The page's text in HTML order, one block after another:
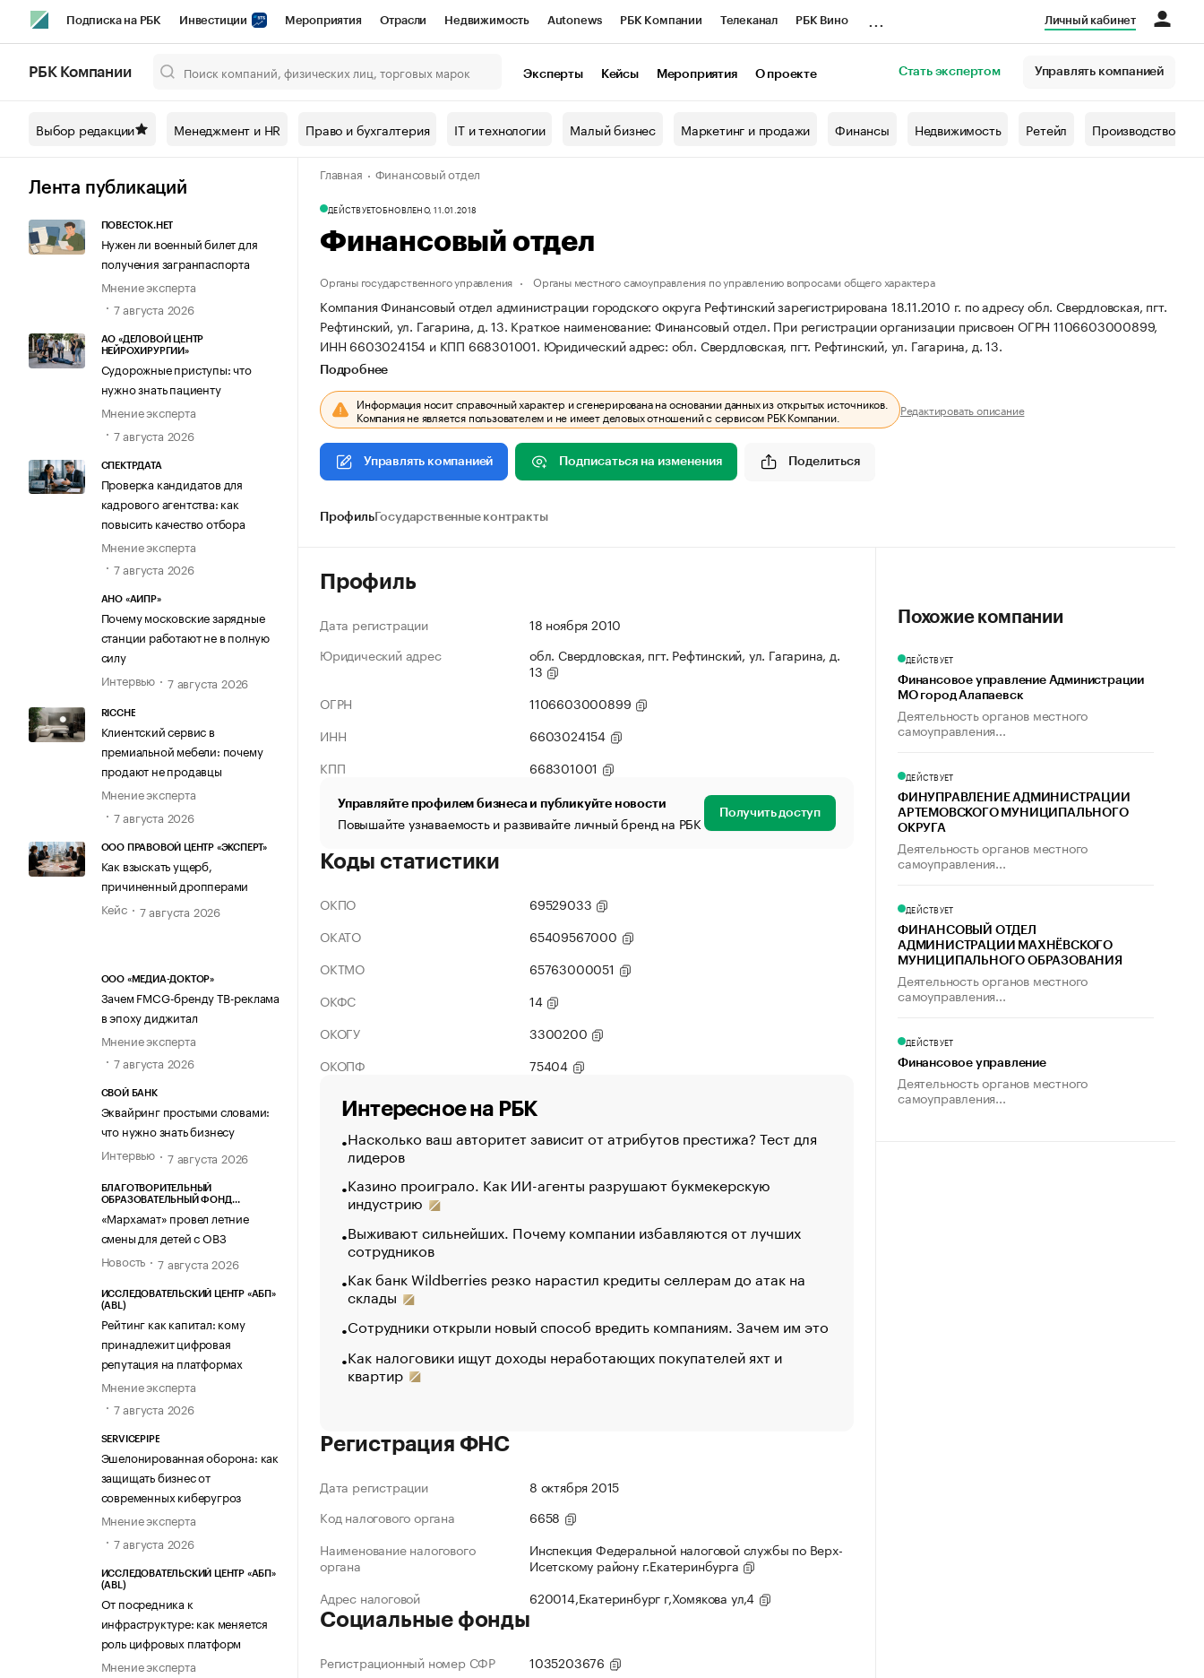
Подписка на РБК Инвестиции Мероприятия Отрасли Недвижимость Autonews РБК Компании Телеканал РБК Вино
Спецпроекты СПб Конференции СПб Спецпроекты Проверка контрагентов
Технологии и медиа Рынок наличной валюты
Личный кабинет
РБК Компании Эксперты Кейсы Мероприятия О проекте Стать экспертом Управлять компанией
Выбор редакции Менеджмент и HR Право и бухгалтерия IT и технологии Малый бизнес Маркетинг и продажи Финансы Недвижимость Ретейл Производство
Лента публикаций
ПОВЕСТОК.НЕТ
Нужен ли военный билет для
получения загранпаспорта
Мнение эксперта
7 августа 2026
АО «ДЕЛОВОЙ ЦЕНТР
НЕЙРОХИРУРГИИ»
Судорожные приступы: что
нужно знать пациенту
Мнение эксперта
7 августа 2026
СПЕКТРДАТА
Проверка кандидатов для
кадрового агентства: как
повысить качество отбора
Мнение эксперта
7 августа 2026
АНО «АИПР»
Почему московские зарядные
станции работают не в полную
силу
Интервью
7 августа 2026
RICCHE
Клиентский сервис в
премиальной мебели: почему
продают не продавцы
Мнение эксперта
7 августа 2026
ООО ПРАВОВОЙ ЦЕНТР «ЭКСПЕРТ»
Как взыскать ущерб,
причиненный дропперами
Кейс
7 августа 2026
ООО «МЕДИА-ДОКТОР»
Зачем FMCG-бренду ТВ-реклама
в эпоху диджитал
Мнение эксперта
7 августа 2026
СВОЙ БАНК
Эквайринг простыми словами:
что нужно знать бизнесу
Интервью
7 августа 2026
БЛАГОТВОРИТЕЛЬНЫЙ
ОБРАЗОВАТЕЛЬНЫЙ ФОНД
«Мархамат» провел летние
смены для детей с ОВЗ
Новость
7 августа 2026
ИССЛЕДОВАТЕЛЬСКИЙ ЦЕНТР «АБП»
(ABL)
Рейтинг как капитал: кому
принадлежит цифровая
репутация на платформах
Мнение эксперта
7 августа 2026
SERVICEPIPE
Эшелонированная оборона: как
защищать бизнес от
современных киберугроз
Мнение эксперта
7 августа 2026
ИССЛЕДОВАТЕЛЬСКИЙ ЦЕНТР «АБП»
(ABL)
От посредника к
инфраструктуре: как меняется
роль цифровых платформ
Мнение эксперта
Главная Финансовый отдел
ДЕЙСТВУЕТОБНОВЛЕНО, 11.01.2018
Финансовый отдел
Органы государственного управления Органы местного самоуправления по управлению вопросами общего характера
Компания Финансовый отдел администрации городского округа Рефтинский зарегистрирована 18.11.2010 г. по адресу обл. Свердловская, пгт.
Рефтинский, ул. Гагарина, д. 13. Краткое наименование: Финансовый отдел. При регистрации организации присвоен ОГРН 1106603000899,
ИНН 6603024154 и КПП 668301001. Юридический адрес: обл. Свердловская, пгт. Рефтинский, ул. Гагарина, д. 13.
Подробнее
Информация носит справочный характер и сгенерирована на основании данных из открытых источников.
Компания не является пользователем и не имеет деловых отношений с сервисом РБК Компании. Редактировать описание
Управлять компанией Подписаться на изменения Поделиться
ПрофильГосударственные контракты
Профиль
Дата регистрации
18 ноября 2010
Юридический адрес
обл. Свердловская, пгт. Рефтинский, ул. Гагарина, д.
13
ОГРН
1106603000899
ИНН
6603024154
КПП
668301001
Управляйте профилем бизнеса и публикуйте новости
Повышайте узнаваемость и развивайте личный бренд на РБК Получить доступ
Коды статистики
ОКПО
69529033
ОКАТО
65409567000
ОКТМО
65763000051
ОКФС
14
ОКОГУ
3300200
ОКОПФ
75404
Интересное на РБК
Насколько ваш авторитет зависит от атрибутов престижа? Тест для
лидеров
Казино проиграло. Как ИИ-агенты разрушают букмекерскую
индустрию
Выживают сильнейших. Почему компании избавляются от лучших
сотрудников
Как банк Wildberries резко нарастил кредиты селлерам до атак на
склады
Сотрудники открыли новый способ вредить компаниям. Зачем им это
Как налоговики ищут доходы неработающих покупателей яхт и
квартир
Регистрация ФНС
Дата регистрации
8 октября 2015
Код налогового органа
6658
Наименование налогового
органа
Инспекция Федеральной налоговой службы по Верх-
Исетскому району г.Екатеринбурга
Адрес налоговой
620014,Екатеринбург г,Хомякова ул,4
Социальные фонды
Регистрационный номер СФР
1035203676
Похожие компании
ДЕЙСТВУЕТ
Финансовое управление Администрации
МО город Алапаевск
Деятельность органов местного
самоуправления...
ДЕЙСТВУЕТ
ФИНУПРАВЛЕНИЕ АДМИНИСТРАЦИИ
АРТЕМОВСКОГО МУНИЦИПАЛЬНОГО
ОКРУГА
Деятельность органов местного
самоуправления...
ДЕЙСТВУЕТ
ФИНАНСОВЫЙ ОТДЕЛ
АДМИНИСТРАЦИИ МАХНЁВСКОГО
МУНИЦИПАЛЬНОГО ОБРАЗОВАНИЯ
Деятельность органов местного
самоуправления...
ДЕЙСТВУЕТ
Финансовое управление
Деятельность органов местного
самоуправления...